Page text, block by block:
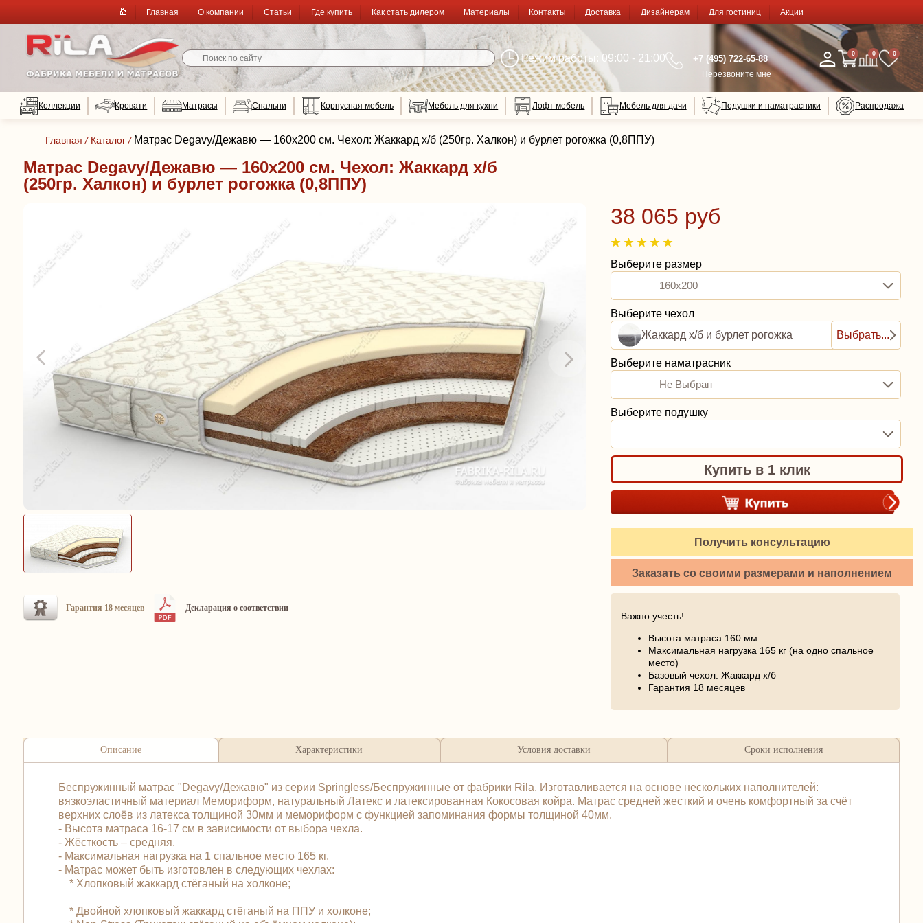
Главная О компании Статьи Где купить Как стать дилером Материалы Контакты Доставка Дизайнерам Для гостиниц Акции
Режим работы: 09:00 - 21:00 +7 (495) 722-65-88
Перезвоните мне
0 0 0
Коллекции Кровати Матрасы Спальни Корпусная мебель Мебель для кухни Лофт мебель Мебель для дачи Подушки и наматрасники Распродажа
Главная / Каталог / Матрас Degavy/Дежавю — 160x200 см. Чехол: Жаккард х/б (250гр. Халкон) и бурлет рогожка (0,8ППУ)
Матрас Degavy/Дежавю — 160x200 см. Чехол: Жаккард х/б
(250гр. Халкон) и бурлет рогожка (0,8ППУ)
Гарантия 18 месяцев Декларация о соответствии
38 065 руб
Выберите размер
160x200
Выберите чехол
Жаккард х/б и бурлет рогожка
Выбрать...
Выберите наматрасник
Не Выбран
Выберите подушку
Купить в 1 клик
Получить консультацию
Заказать со своими размерами и наполнением
Важно учесть!
Высота матраса 160 мм
Максимальная нагрузка 165 кг (на одно спальное
место)
Базовый чехол: Жаккард х/б
Гарантия 18 месяцев
Описание Характеристики Условия доставки Сроки исполнения
Беспружинный матрас "Degavy/Дежавю" из серии Springless/Беспружинные от фабрики Rila. Изготавливается на основе нескольких наполнителей:
вязкоэластичный материал Мемориформ, натуральный Латекс и латексированная Кокосовая койра. Матрас средней жесткий и очень комфортный за счёт
верхних слоёв из латекса толщиной 30мм и мемориформ с функцией запоминания формы толщиной 40мм.
- Высота матраса 16-17 см в зависимости от выбора чехла.
- Жёсткость – средняя.
- Максимальная нагрузка на 1 спальное место 165 кг.
- Матрас может быть изготовлен в следующих чехлах:
* Хлопковый жаккард стёганый на холконе;
* Двойной хлопковый жаккард стёганый на ППУ и холконе;